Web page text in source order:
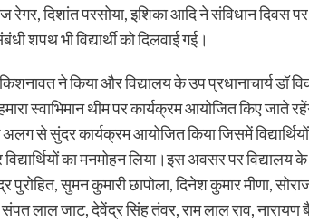
रेगर, दिशांत परसोया, इशिका आदि ने संविधान दिवस
शपथ भी विद्यार्थी को दिलवाई गई।
ने किया और विद्यालय के उप प्रधानाचार्य डॉ
हमारा स्वाभिमान थीम पर कार्यक्रम आयोजित किए
से सुंदर कार्यक्रम आयोजित किया जिसमें
का मनमोहन लिया।इस अवसर पर विद्यालय
सुमन कुमारी छापोला, दिनेश कुमार मीणा,
लाल जाट, देवेंद्र सिंह तंवर, राम लाल राव, नारायण